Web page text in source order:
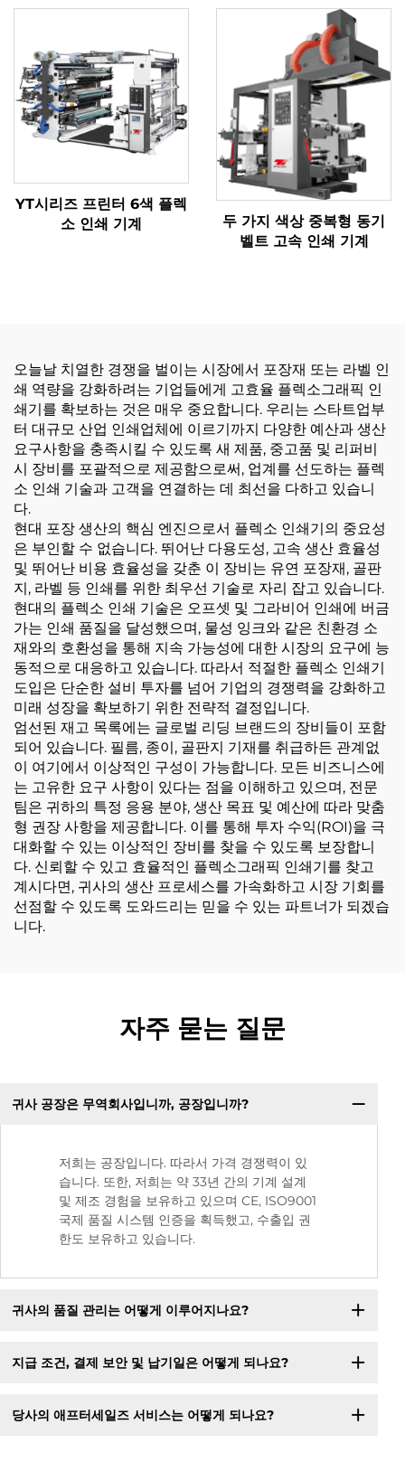
YT시리즈 프린터 6색 플렉
소 인쇄 기계
두 가지 색상 중복형 동기
벨트 고속 인쇄 기계
오늘날 치열한 경쟁을 벌이는 시장에서 포장재 또는 라벨 인
쇄 역량을 강화하려는 기업들에게 고효율 플렉소그래픽 인
쇄기를 확보하는 것은 매우 중요합니다. 우리는 스타트업부
터 대규모 산업 인쇄업체에 이르기까지 다양한 예산과 생산
요구사항을 충족시킬 수 있도록 새 제품, 중고품 및 리퍼비
시 장비를 포괄적으로 제공함으로써, 업계를 선도하는 플렉
소 인쇄 기술과 고객을 연결하는 데 최선을 다하고 있습니
다.
현대 포장 생산의 핵심 엔진으로서 플렉소 인쇄기의 중요성
은 부인할 수 없습니다. 뛰어난 다용도성, 고속 생산 효율성
및 뛰어난 비용 효율성을 갖춘 이 장비는 유연 포장재, 골판
지, 라벨 등 인쇄를 위한 최우선 기술로 자리 잡고 있습니다.
현대의 플렉소 인쇄 기술은 오프셋 및 그라비어 인쇄에 버금
가는 인쇄 품질을 달성했으며, 물성 잉크와 같은 친환경 소
재와의 호환성을 통해 지속 가능성에 대한 시장의 요구에 능
동적으로 대응하고 있습니다. 따라서 적절한 플렉소 인쇄기
도입은 단순한 설비 투자를 넘어 기업의 경쟁력을 강화하고
미래 성장을 확보하기 위한 전략적 결정입니다.
엄선된 재고 목록에는 글로벌 리딩 브랜드의 장비들이 포함
되어 있습니다. 필름, 종이, 골판지 기재를 취급하든 관계없
이 여기에서 이상적인 구성이 가능합니다. 모든 비즈니스에
는 고유한 요구 사항이 있다는 점을 이해하고 있으며, 전문
팀은 귀하의 특정 응용 분야, 생산 목표 및 예산에 따라 맞춤
형 권장 사항을 제공합니다. 이를 통해 투자 수익(ROI)을 극
대화할 수 있는 이상적인 장비를 찾을 수 있도록 보장합니
다. 신뢰할 수 있고 효율적인 플렉소그래픽 인쇄기를 찾고
계시다면, 귀사의 생산 프로세스를 가속화하고 시장 기회를
선점할 수 있도록 도와드리는 믿을 수 있는 파트너가 되겠습
니다.
자주 묻는 질문
귀사 공장은 무역회사입니까, 공장입니까?
저희는 공장입니다. 따라서 가격 경쟁력이 있
습니다. 또한, 저희는 약 33년 간의 기계 설계
및 제조 경험을 보유하고 있으며 CE, ISO9001
국제 품질 시스템 인증을 획득했고, 수출입 권
한도 보유하고 있습니다.
귀사의 품질 관리는 어떻게 이루어지나요?
지급 조건, 결제 보안 및 납기일은 어떻게 되나요?
당사의 애프터세일즈 서비스는 어떻게 되나요?